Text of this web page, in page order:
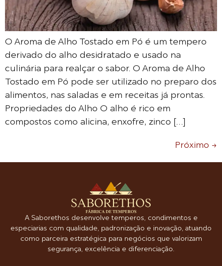
O Aroma de Alho Tostado em Pó é um tempero
derivado do alho desidratado e usado na
culinária para realçar o sabor. O Aroma de Alho
Tostado em Pó pode ser utilizado no preparo dos
alimentos, nas saladas e em receitas já prontas.
Propriedades do Alho O alho é rico em
compostos como alicina, enxofre, zinco […]
Próximo →
A Saborethos desenvolve temperos, condimentos e
especiarias com qualidade, padronização e inovação, atuando
como parceira estratégica para negócios que valorizam
segurança, excelência e diferenciação.